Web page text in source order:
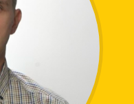
donošenja odluka
imovine,
i precizniju
u razvoju poslovanja
i strastveno
bi unaprijedio